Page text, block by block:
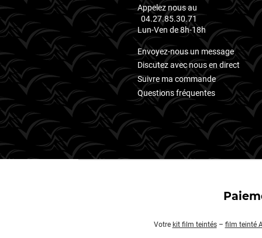
Appelez nous au
04.27.85.30.71
Lun-Ven de 8h-18h
Envoyez-nous un message
Discutez avec nous en direct
Suivre ma commande
Questions fréquentes
Votre kit film teintés– film teinté